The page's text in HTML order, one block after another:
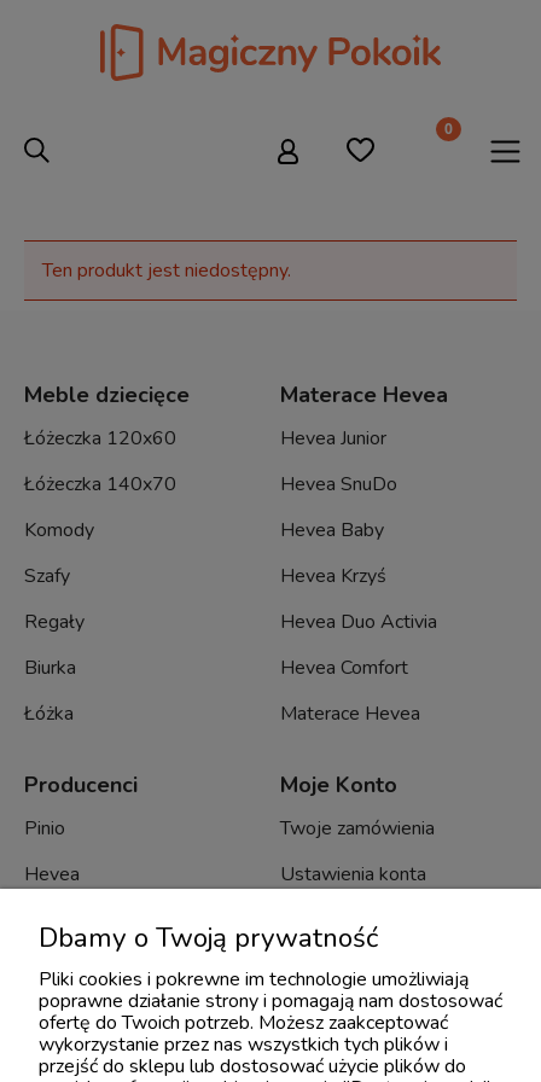
Ten produkt jest niedostępny.
Meble dziecięce
Łóżeczka 120x60
Łóżeczka 140x70
Komody
Szafy
Regały
Biurka
Łóżka
Materace Hevea
Hevea Junior
Hevea SnuDo
Hevea Baby
Hevea Krzyś
Hevea Duo Activia
Hevea Comfort
Materace Hevea
Producenci
Pinio
Hevea
Bellamy
Novelies
Troll
Moje Konto
Twoje zamówienia
Ustawienia konta
Przechowalnia
Dbamy o Twoją prywatność
Pliki cookies i pokrewne im technologie umożliwiają
poprawne działanie strony i pomagają nam dostosować
ofertę do Twoich potrzeb. Możesz zaakceptować
wykorzystanie przez nas wszystkich tych plików i
przejść do sklepu lub dostosować użycie plików do